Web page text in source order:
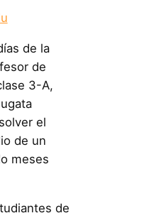
de la
de
3-A,
el
de un
meses
de